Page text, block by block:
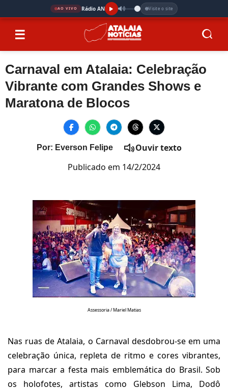
AO VIVO Rádio AN Visite o site
☰
Carnaval em Atalaia: Celebração
Vibrante com Grandes Shows e
Maratona de Blocos
Por: Everson Felipe
Ouvir texto
Publicado em 14/2/2024
Assessoria / Mariel Matias
Nas ruas de Atalaia, o Carnaval desdobrou-se em uma
celebração única, repleta de ritmo e cores vibrantes,
para marcar a festa mais emblemática do Brasil. Sob
os holofotes, artistas como Glebson Lima, Dodô